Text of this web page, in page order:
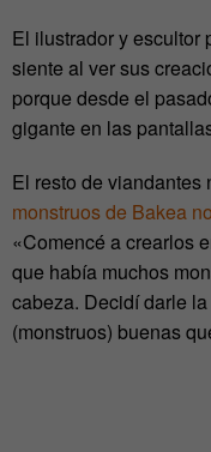
El ilustrador y escultor
siente al ver sus
porque desde el
gigante en las
El resto de viandantes
monstruos de Bakea
«Comencé a crearlos
que había muchos
cabeza. Decidí darle
(monstruos) buenas